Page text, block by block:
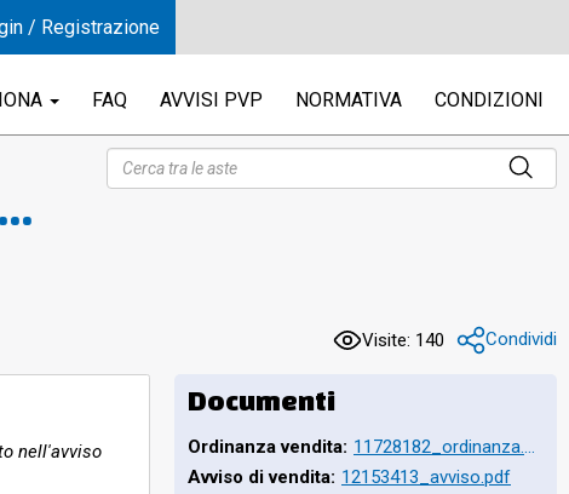
FAQ AVVISI PVP NORMATIVA CONDIZIONI
Visite: 140 Condividi
nell'avviso
Documenti
Ordinanza vendita:
Avviso di vendita: 12153413_avviso.pdf
/ Registrazione